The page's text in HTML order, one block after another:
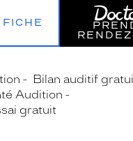
Bilan auditif
Audition
gratuit